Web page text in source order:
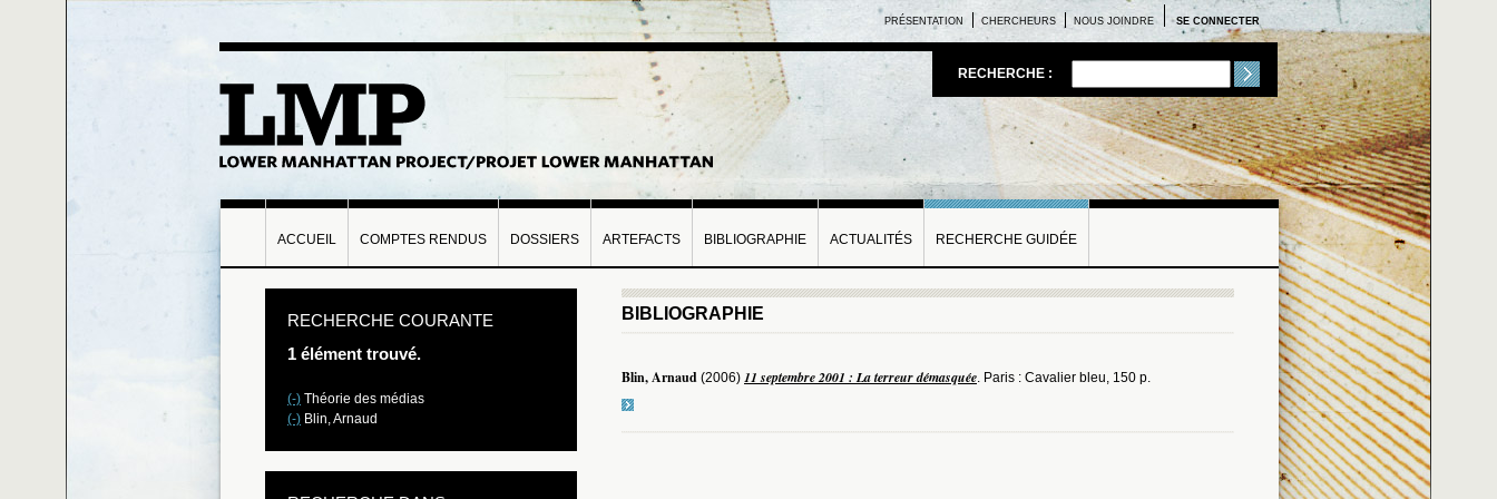
SE CONNECTER
PRÉSENTATION CHERCHEURS NOUS JOINDRE
RECHERCHE :
ACCUEIL COMPTES RENDUS DOSSIERS ARTEFACTS BIBLIOGRAPHIE ACTUALITÉS RECHERCHE GUIDÉE
BIBLIOGRAPHIE
Blin, Arnaud (2006) 11 septembre 2001 : La terreur démasquée. Paris : Cavalier bleu, 150 p.
RECHERCHE COURANTE
1 élément trouvé.
(-) Théorie des médias
(-) Blin, Arnaud